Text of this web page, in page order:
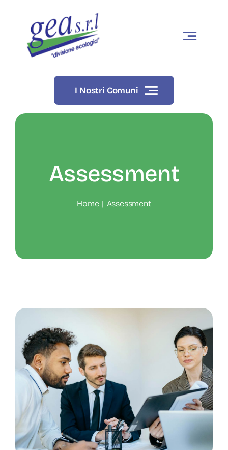
I Nostri Comuni
Assessment
Home Assessment